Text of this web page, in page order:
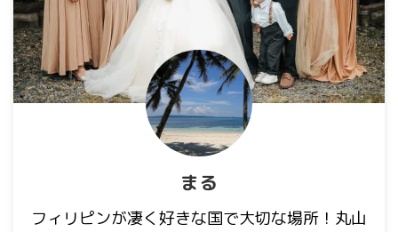
まる
フィリピンが凄く好きな国で大切な場所！丸山